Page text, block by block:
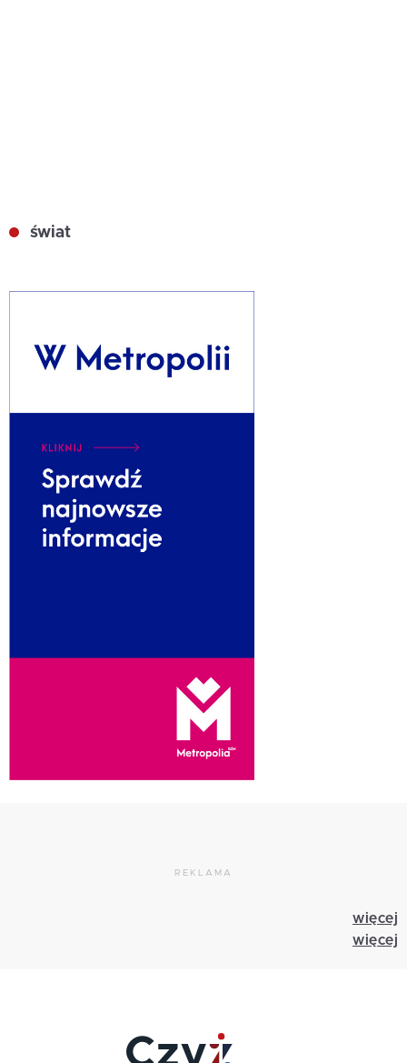
świat
REKLAMA
więcej
więcej